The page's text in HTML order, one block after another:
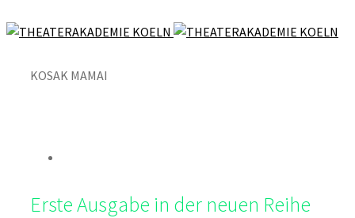
KOSAK MAMAI
Erste Ausgabe in der neuen Reihe